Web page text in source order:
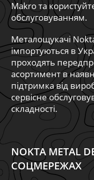
Makro та
обслуговуванням.
Металощукачі
імпортуються в
проходять
асортимент в
підтримка від
сервісне
складності.
NOKTA METAL
СОЦМЕРЕЖАХ